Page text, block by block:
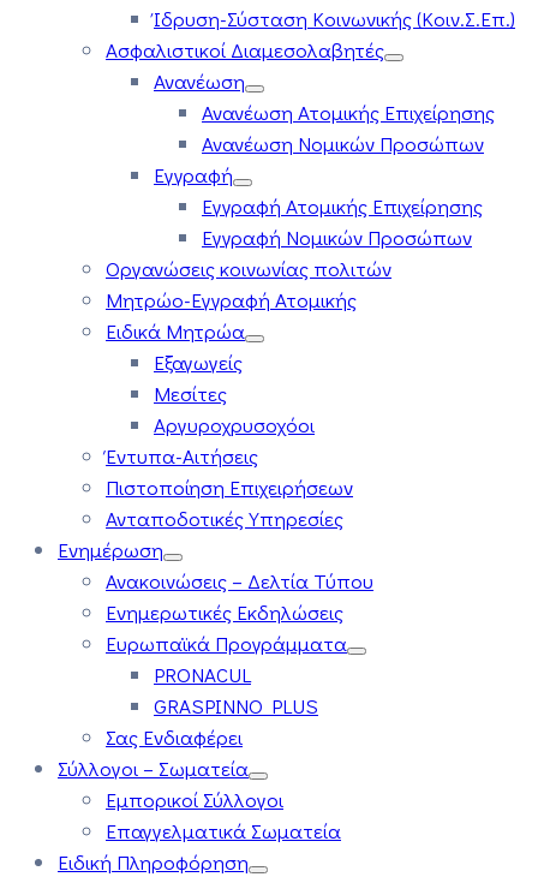
Ίδρυση-Σύσταση Κοινωνικής (Κοιν.Σ.Επ.)
Ασφαλιστικοί Διαμεσολαβητές
Ανανέωση
Ανανέωση Ατομικής Επιχείρησης
Ανανέωση Νομικών Προσώπων
Εγγραφή
Εγγραφή Ατομικής Επιχείρησης
Εγγραφή Νομικών Προσώπων
Οργανώσεις κοινωνίας πολιτών
Μητρώο-Εγγραφή Ατομικής
Ειδικά Μητρώα
Εξαγωγείς
Μεσίτες
Αργυροχρυσοχόοι
Έντυπα-Αιτήσεις
Πιστοποίηση Επιχειρήσεων
Ανταποδοτικές Υπηρεσίες
Ενημέρωση
Ανακοινώσεις – Δελτία Τύπου
Ενημερωτικές Εκδηλώσεις
Ευρωπαϊκά Προγράμματα
PRONACUL
GRASPINNO PLUS
Σας Ενδιαφέρει
Σύλλογοι – Σωματεία
Εμπορικοί Σύλλογοι
Επαγγελματικά Σωματεία
Ειδική Πληροφόρηση